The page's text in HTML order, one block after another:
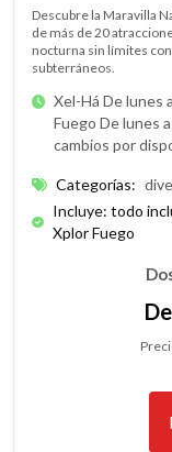
Descubre la Maravilla
de más de 20
nocturna sin límites
subterráneos.
Xel-Há De lunes
Fuego De lunes
cambios por
Categorías:
Incluye: todo
Xplor Fuego